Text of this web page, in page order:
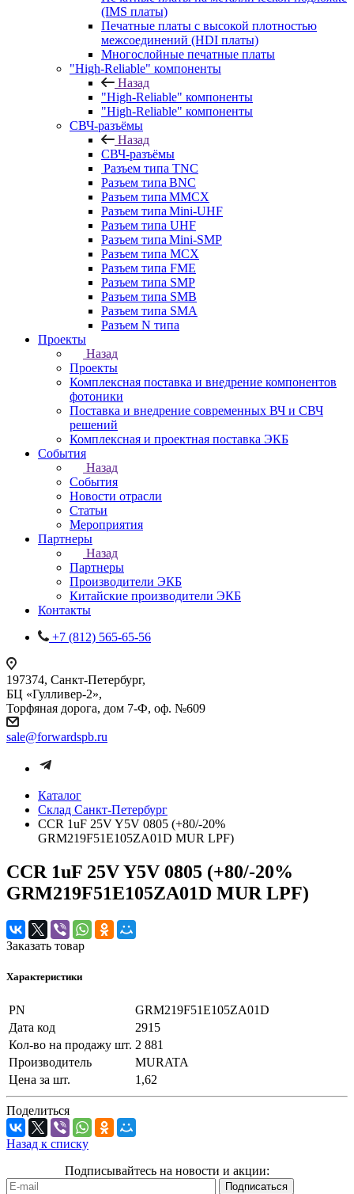
(IMS платы)
Печатные платы с высокой плотностью
межсоединений (HDI платы)
Многослойные печатные платы
"High-Reliable" компоненты
Назад
"High-Reliable" компоненты
"High-Reliable" компоненты
СВЧ-разъёмы
Назад
СВЧ-разъёмы
Разъем типа TNC
Разъем типа BNC
Разъем типа MMCX
Разъем типа Mini-UHF
Разъем типа UHF
Разъем типа Mini-SMP
Разъем типа MCX
Разъем типа FME
Разъем типа SMP
Разъем типа SMB
Разъем типа SMA
Разъем N типа
Проекты
Назад
Проекты
Комплексная поставка и внедрение компонентов
фотоники
Поставка и внедрение современных ВЧ и СВЧ
решений
Комплексная и проектная поставка ЭКБ
События
Назад
События
Новости отрасли
Статьи
Мероприятия
Партнеры
Назад
Партнеры
Производители ЭКБ
Китайские производители ЭКБ
Контакты
+7 (812) 565-65-56
197374, Санкт-Петербург,
БЦ «Гулливер-2»,
Торфяная дорога, дом 7-Ф, оф. №609
sale@forwardspb.ru
Каталог
Cклад Санкт-Петербург
CCR 1uF 25V Y5V 0805 (+80/-20%
GRM219F51E105ZA01D MUR LPF)
CCR 1uF 25V Y5V 0805 (+80/-20%
GRM219F51E105ZA01D MUR LPF)
Заказать товар
Характеристики
PN
GRM219F51E105ZA01D
Дата код
2915
Кол-во на продажу шт. 2 881
Производитель
MURATA
Цена за шт.
1,62
Поделиться
Назад к списку
Подписывайтесь на новости и акции: